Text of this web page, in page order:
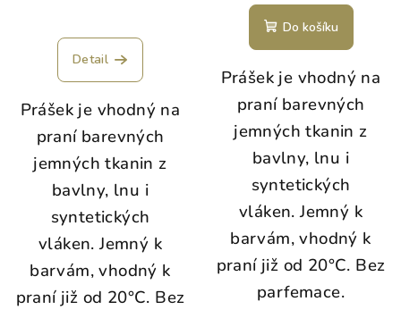
hodnocení
produktu
z
hvězdiček.
Detail
Prášek je vhodný na
praní barevných
jemných tkanin z
bavlny, lnu i
syntetických
vláken. Jemný k
barvám, vhodný k
praní již od 20°C. Bez
Do košíku
Prášek je vhodný na
praní barevných
jemných tkanin z
bavlny, lnu i
syntetických
vláken.Jemný k
barvám, vhodný k
praní již od 20°C. Bez
parfemace.